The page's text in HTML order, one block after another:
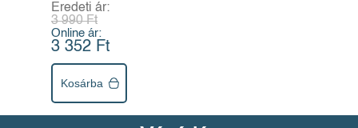
Eredeti ár:
3 990 Ft
Online ár:
3 352 Ft
Kosárba